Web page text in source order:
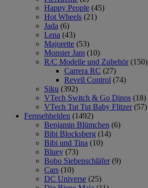
Happy People (45)
Hot Wheels (21)
Jada (6)
Lena (43)
Majorette (53)
Monster Jam (10)
R/C Modelle und Zubehör (150)
Carrera RC (27)
Revell Control (74)
Siku (392)
VTech Switch & Go Dinos (18)
VTech Tut Tut Baby Flitzer (57)
Fernsehhelden (1492)
Benjamin Blümchen (6)
Bibi Blocksberg (14)
Bibi und Tina (10)
Bluey (73)
Bobo Siebenschläfer (9)
Cars (10)
DC Universe (25)